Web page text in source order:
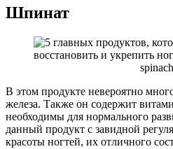
Шпинат
spinach
В этом продукте невероятно
железа. Также он содержит
необходимы для нормального
данный продукт с завидной
красоты ногтей, их отличного